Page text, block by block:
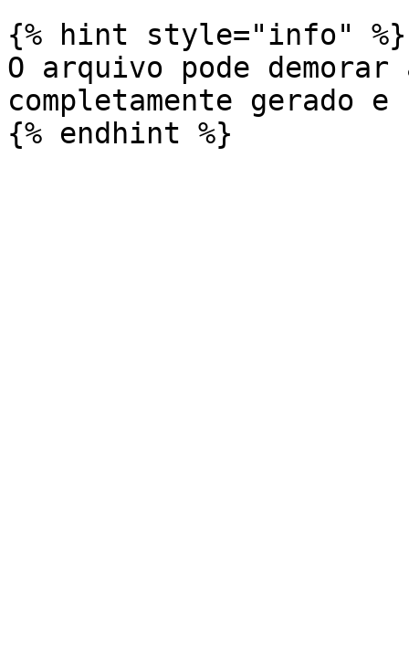
{% hint style="info" %}
O arquivo pode
completamente gerado